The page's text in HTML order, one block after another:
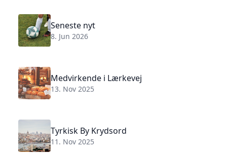
Seneste nyt
8. Jun 2026
Medvirkende i Lærkevej
13. Nov 2025
Tyrkisk By Krydsord
11. Nov 2025